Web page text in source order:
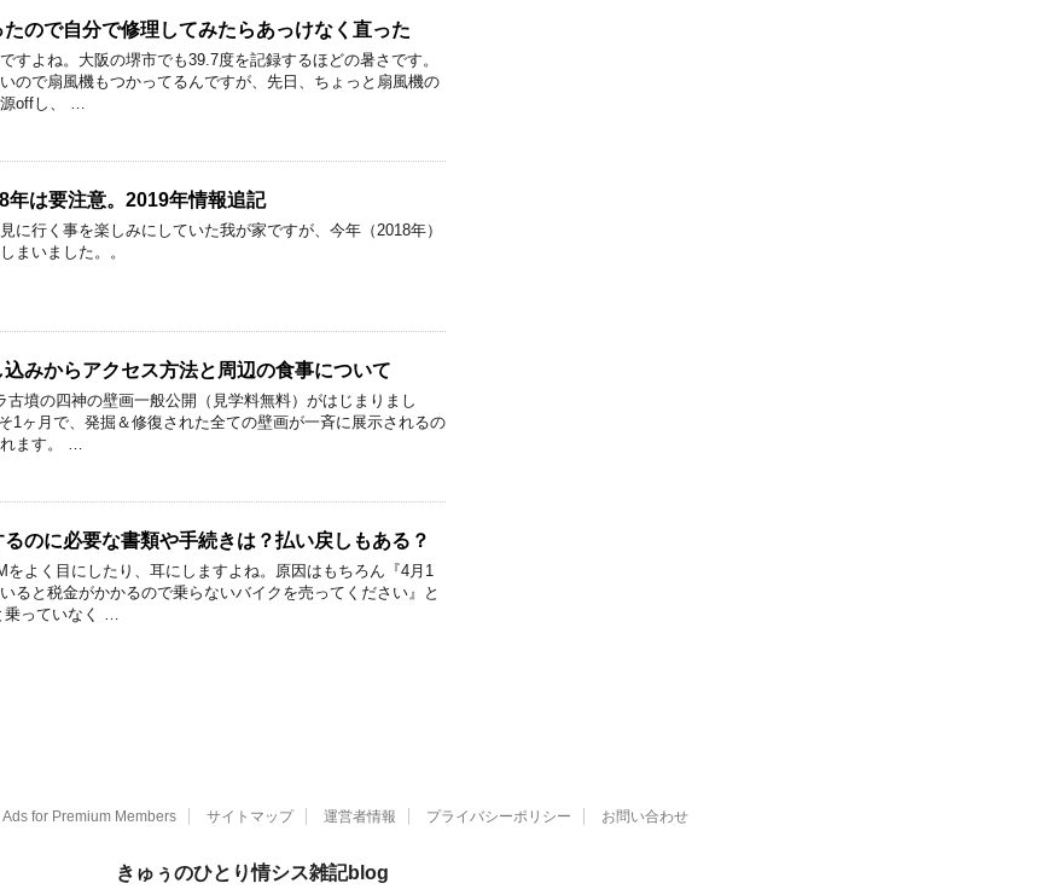
ので自分で修理してみたらあっけなく直った
すよね。大阪の堺市でも39.7度を記録するほどの暑さです。
ので扇風機もつかってるんですが、先日、ちょっと扇風機の
源offし、 …
年は要注意。2019年情報追記
に行く事を楽しみにしていた我が家ですが、今年（2018年）
まいました。。
みからアクセス方法と周辺の食事について
古墳の四神の壁画一般公開（見学料無料）がはじまりまし
1ヶ月で、発掘＆修復された全ての壁画が一斉に展示されるの
れます。 …
のに必要な書類や手続きは？払い戻しもある？
をよく目にしたり、耳にしますよね。原因はもちろん『4月1
ると税金がかかるので乗らないバイクを売ってください』と
乗っていなく …
Ads for Premium Members サイトマップ 運営者情報 プライバシーポリシー お問い合わせ
きゅぅのひとり情シス雑記blog